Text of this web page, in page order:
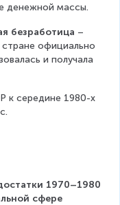
денежной массы.
безработица –
стране официально
и получала
к середине 1980-х
1970–1980
сфере